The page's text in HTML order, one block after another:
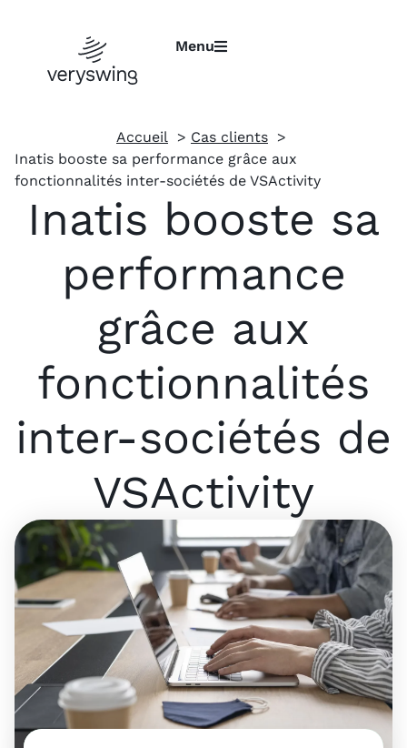
Menu
Accueil
Cas clients
Inatis booste sa performance grâce aux
fonctionnalités inter-sociétés de VSActivity
Inatis booste sa
performance
grâce aux
fonctionnalités
inter-sociétés de
VSActivity